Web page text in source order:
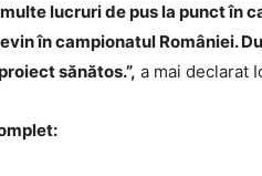
lucruri de pus la punct în
în campionatul României.
sănătos.”, a mai declarat